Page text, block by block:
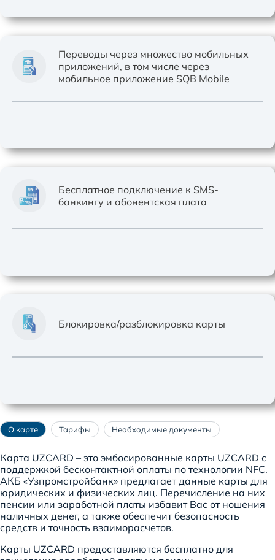
Переводы через множество мобильных
приложений, в том числе через
мобильное приложение SQB Mobile
Бесплатное подключение к SMS-
банкингу и абонентская плата
Блокировка/разблокировка карты
О карте Тарифы Необходимые документы
Карта UZCARD – это эмбосированные карты UZCARD с
поддержкой бесконтактной оплаты по технологии NFC.
АКБ «Узпромстройбанк» предлагает данные карты для
юридических и физических лиц. Перечисление на них
пенсии или заработной платы избавит Вас от ношения
наличных денег, а также обеспечит безопасность
cредств и точность взаиморасчетов.
Карты UZCARD предоставляются бесплатно для